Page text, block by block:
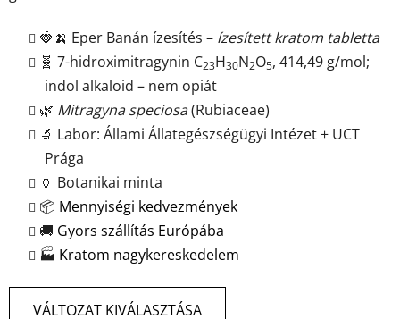
🍓🍌 Eper Banán ízesítés – ízesített kratom tabletta
🧬 7-hidroximitragynin C23H30N2O5, 414,49 g/mol;
indol alkaloid – nem opiát
🌿 Mitragyna speciosa(Rubiaceae)
🔬 Labor: Állami Állategészségügyi Intézet + UCT
Prága
🏺 Botanikai minta
📦 Mennyiségi kedvezmények
🚚 Gyors szállítás Európába
🏭 Kratom nagykereskedelem
VÁLTOZAT KIVÁLASZTÁSA